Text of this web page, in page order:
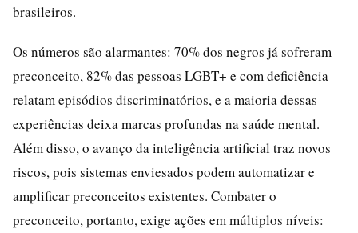
brasileiros.
Os números são alarmantes: 70% dos negros já sofreram
preconceito, 82% das pessoas LGBT+ e com deficiência
relatam episódios discriminatórios, e a maioria dessas
experiências deixa marcas profundas na saúde mental.
Além disso, o avanço da inteligência artificial traz novos
riscos, pois sistemas enviesados podem automatizar e
amplificar preconceitos existentes. Combater o
preconceito, portanto, exige ações em múltiplos níveis: